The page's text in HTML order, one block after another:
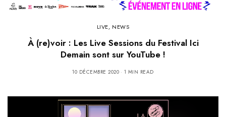
LIVE, NEWS
À (re)voir : Les Live Sessions du Festival Ici
Demain sont sur YouTube !
10 DÉCEMBRE 2020 1 MIN READ